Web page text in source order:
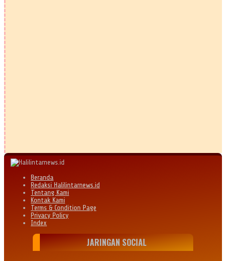
Beranda
Redaksi Halilintarnews.id
Tentang Kami
Kontak Kami
Terms & Condition Page
Privacy Policy
Index
JARINGAN SOCIAL